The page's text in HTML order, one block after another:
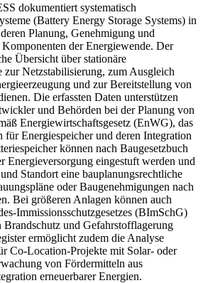
dokumentiert systematisch
(Battery Energy Storage Systems) in
Planung, Genehmigung und
der Energiewende. Der
Übersicht über stationäre
zur Netzstabilisierung, zum Ausgleich
und zur Bereitstellung von
Die erfassten Daten unterstützen
und Behörden bei der Planung von
Energiewirtschaftsgesetz (EnWG), das
für Energiespeicher und deren Integration
können nach Baugesetzbuch
Energieversorgung eingestuft werden und
Standort eine bauplanungsrechtliche
oder Baugenehmigungen nach
Bei größeren Anlagen können auch
Immissionsschutzgesetzes (BImSchG)
und Gefahrstofflagerung
ermöglicht zudem die Analyse
Co-Location-Projekte mit Solar- oder
von Fördermitteln aus
erneuerbarer Energien.